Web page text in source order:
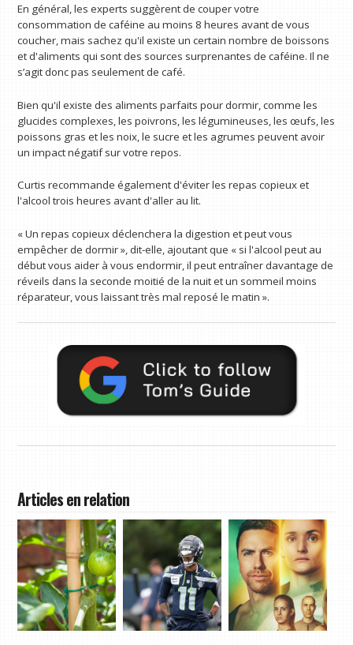
En général, les experts suggèrent de couper votre
consommation de caféine au moins 8 heures avant de vous
coucher, mais sachez qu'il existe un certain nombre de boissons
et d'aliments qui sont des sources surprenantes de caféine. Il ne
s’agit donc pas seulement de café.
Bien qu'il existe des aliments parfaits pour dormir, comme les
glucides complexes, les poivrons, les légumineuses, les œufs, les
poissons gras et les noix, le sucre et les agrumes peuvent avoir
un impact négatif sur votre repos.
Curtis recommande également d'éviter les repas copieux et
l'alcool trois heures avant d'aller au lit.
« Un repas copieux déclenchera la digestion et peut vous
empêcher de dormir », dit-elle, ajoutant que « si l'alcool peut au
début vous aider à vous endormir, il peut entraîner davantage de
réveils dans la seconde moitié de la nuit et un sommeil moins
réparateur, vous laissant très mal reposé le matin ».
Articles en relation